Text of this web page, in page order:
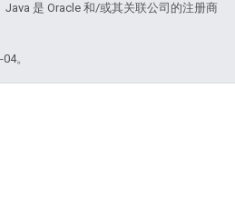
Java 是 Oracle 和/或其关联公司的注册商
。